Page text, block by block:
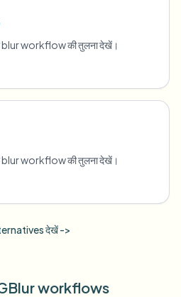
blur workflow की तुलना देखें।
blur workflow की तुलना देखें।
देखें ->
workflows